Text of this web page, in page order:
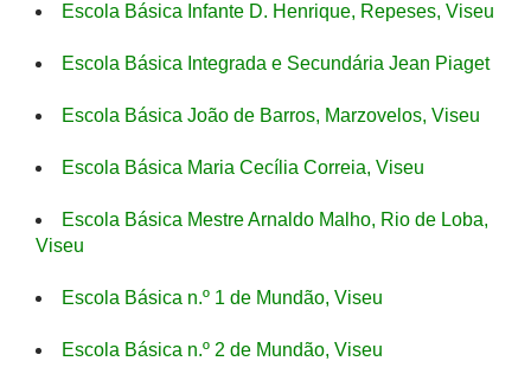
Escola Básica Infante D. Henrique, Repeses, Viseu
Escola Básica Integrada e Secundária Jean Piaget
Escola Básica João de Barros, Marzovelos, Viseu
Escola Básica Maria Cecília Correia, Viseu
Escola Básica Mestre Arnaldo Malho, Rio de Loba,
Viseu
Escola Básica n.º 1 de Mundão, Viseu
Escola Básica n.º 2 de Mundão, Viseu